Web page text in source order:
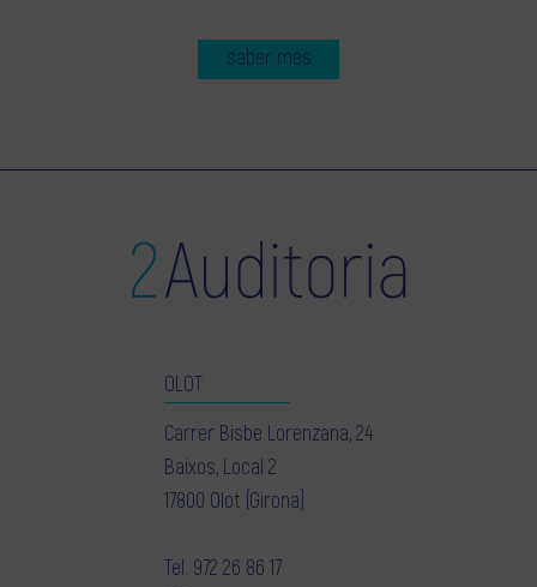
saber més
OLOT
Carrer Bisbe Lorenzana, 24
Baixos, Local 2
17800 Olot (Girona)
Tel. 972 26 86 17